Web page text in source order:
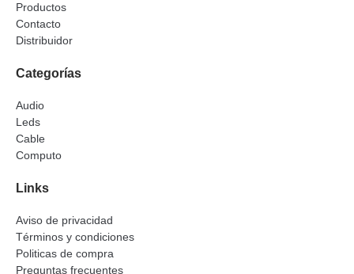
Productos
Contacto
Distribuidor
Categorías
Audio
Leds
Cable
Computo
Links
Aviso de privacidad
Términos y condiciones
Politicas de compra
Preguntas frecuentes